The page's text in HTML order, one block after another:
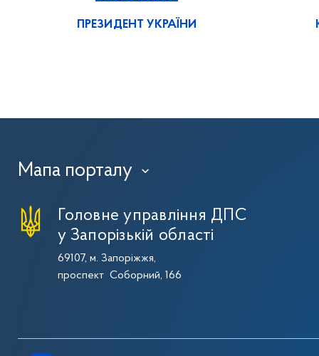
ПРЕЗИДЕНТ УКРАЇНИ
Мапа порталу ›
Головне управління ДПС
у Запорізькій області
69107, м. Запоріжжя,
проспект Соборний, 166